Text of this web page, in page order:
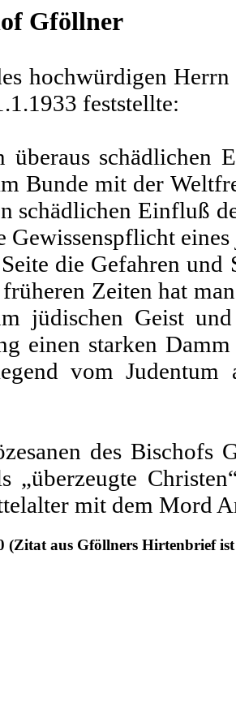
Gföllner
hoch­würdigen
feststellte:
schädlichen
Bunde mit der
schädlichen Einfluß
die Gefahren
Zeiten hat
jüdischen Geist
einen starken
vom Judentum
des Bischofs
mit dem Mord
aus Gföllners Hirtenbrief